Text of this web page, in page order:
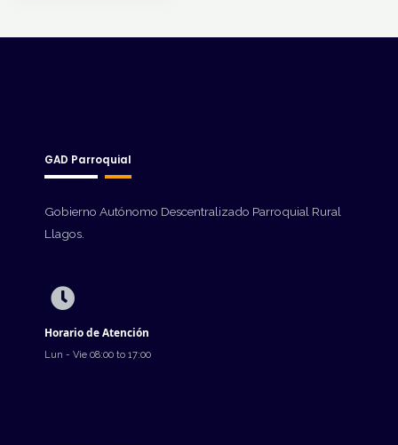
GAD Parroquial
Gobierno Autónomo Descentralizado Parroquial Rural
Llagos.
Horario de Atención
Lun - Vie 08:00 to 17:00